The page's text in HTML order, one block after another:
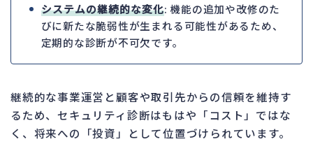
システムの継続的な変化: 機能の追加や改修のた
びに新たな脆弱性が生まれる可能性があるため、
定期的な診断が不可欠です。
継続的な事業運営と顧客や取引先からの信頼を維持す
るため、セキュリティ診断はもはや「コスト」ではな
く、将来への「投資」として位置づけられています。